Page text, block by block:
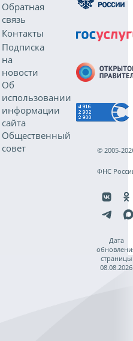
Обратная
связь
Контакты
Подписка
на
новости
Об
использовании
информации
сайта
Общественный
совет
© 2005-
ФНС
Дата
страницы
08.08.2026